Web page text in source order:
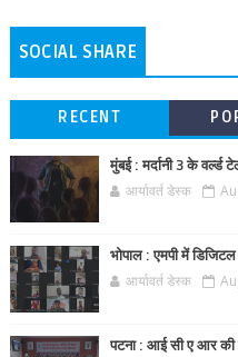
SOCIAL SHARE
RECENT
मुंबई : मर्दानी 3 के वर्ल्ड
आर्यावर्त डेस्क
भोपाल : एमपी में
आर्यावर्त डेस्क
पटना : आई सी ए आर की